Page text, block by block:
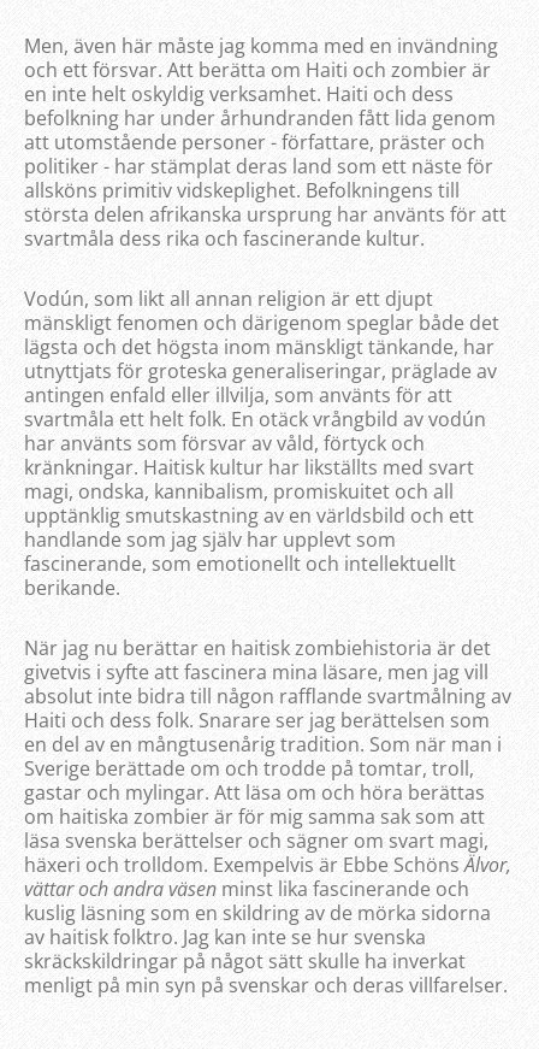
Men, även här måste jag komma med en invändning
och ett försvar. Att berätta om Haiti och zombier är
en inte helt oskyldig verksamhet. Haiti och dess
befolkning har under århundranden fått lida genom
att utomstående personer - författare, präster och
politiker - har stämplat deras land som ett näste för
allsköns primitiv vidskeplighet. Befolkningens till
största delen afrikanska ursprung har använts för att
svartmåla dess rika och fascinerande kultur.
Vodún, som likt all annan religion är ett djupt
mänskligt fenomen och därigenom speglar både det
lägsta och det högsta inom mänskligt tänkande, har
utnyttjats för groteska generaliseringar, präglade av
antingen enfald eller illvilja, som använts för att
svartmåla ett helt folk. En otäck vrångbild av vodún
har använts som försvar av våld, förtyck och
kränkningar. Haitisk kultur har likställts med svart
magi, ondska, kannibalism, promiskuitet och all
upptänklig smutskastning av en världsbild och ett
handlande som jag själv har upplevt som
fascinerande, som emotionellt och intellektuellt
berikande.
När jag nu berättar en haitisk zombiehistoria är det
givetvis i syfte att fascinera mina läsare, men jag vill
absolut inte bidra till någon rafflande svartmålning av
Haiti och dess folk. Snarare ser jag berättelsen som
en del av en mångtusenårig tradition. Som när man i
Sverige berättade om och trodde på tomtar, troll,
gastar och mylingar. Att läsa om och höra berättas
om haitiska zombier är för mig samma sak som att
läsa svenska berättelser och sägner om svart magi,
häxeri och trolldom. Exempelvis är Ebbe SchönsÄlvor,
vättar och andra väsen minst lika fascinerande och
kuslig läsning som en skildring av de mörka sidorna
av haitisk folktro. Jag kan inte se hur svenska
skräckskildringar på något sätt skulle ha inverkat
menligt på min syn på svenskar och deras villfarelser.